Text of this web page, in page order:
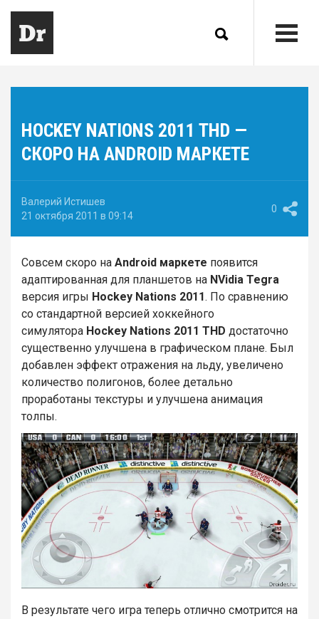
HOCKEY NATIONS 2011 THD —
СКОРО НА ANDROID МАРКЕТЕ
Валерий Истишев
21 октября 2011 в 09:14
0
Совсем скоро на Android маркете появится
адаптированная для планшетов на NVidia Tegra
версия игры Hockey Nations 2011. По сравнению
со стандартной версией хоккейного
симулятора Hockey Nations 2011 THD достаточно
существенно улучшена в графическом плане. Был
добавлен эффект отражения на льду, увеличено
количество полигонов, более детально
проработаны текстуры и улучшена анимация
толпы.
В результате чего игра теперь отлично смотрится на